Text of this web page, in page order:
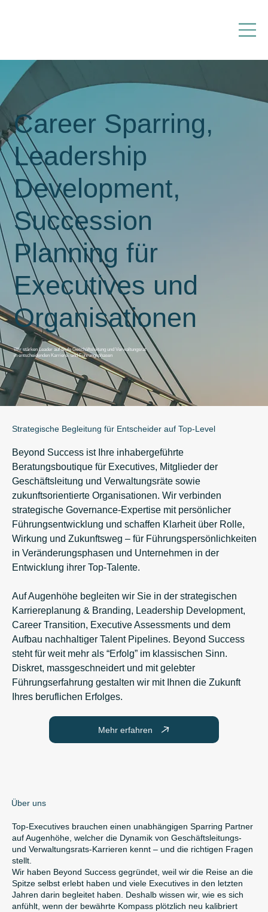
Career Sparring,
Leadership
Development,
Succession
Planning für
Executives und
Organisationen
Wir stärken Leader auf Stufe Geschäftsleitung und Verwaltungsrat
in entscheidenden Karriere- und Führungsphasen
Strategische Begleitung für Entscheider auf Top-Level
Beyond Success ist Ihre inhabergeführte
Beratungsboutique für Executives, Mitglieder der
Geschäftsleitung und Verwaltungsräte sowie
zukunftsorientierte Organisationen. Wir verbinden
strategische Governance-Expertise mit persönlicher
Führungsentwicklung und schaffen Klarheit über Rolle,
Wirkung und Zukunftsweg – für Führungspersönlichkeiten
in Veränderungsphasen und Unternehmen in der
Entwicklung ihrer Top-Talente.
Auf Augenhöhe begleiten wir Sie in der strategischen
Karriereplanung & Branding, Leadership Development,
Career Transition, Executive Assessments und dem
Aufbau nachhaltiger Talent Pipelines. Beyond Success
steht für weit mehr als “Erfolg” im klassischen Sinn.
Diskret, massgeschneidert und mit gelebter
Führungserfahrung gestalten wir mit Ihnen die Zukunft
Ihres beruflichen Erfolges.
Mehr erfahren
Über uns
Top-Executives brauchen einen unabhängigen Sparring Partner
auf Augenhöhe, welcher die Dynamik von Geschäftsleitungs-
und Verwaltungsrats-Karrieren kennt – und die richtigen Fragen
stellt.
Wir haben Beyond Success gegründet, weil wir die Reise an die
Spitze selbst erlebt haben und viele Executives in den letzten
Jahren darin begleitet haben. Deshalb wissen wir, wie es sich
anfühlt, wenn der bewährte Kompass plötzlich neu kalibriert